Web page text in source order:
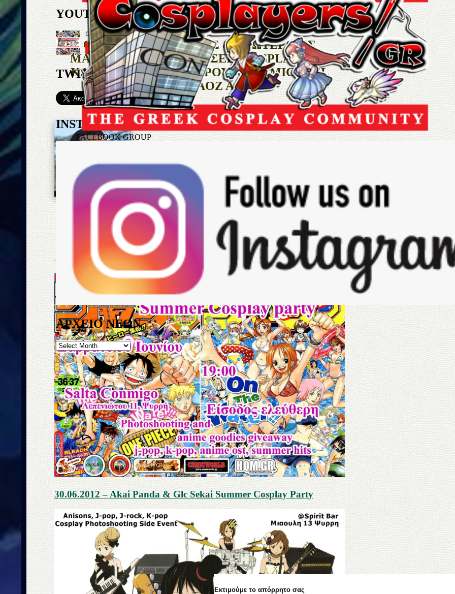
ΟΛΕΣ ΟΙ ΕΚΔΗΛΩΣΕΙΣ & ΕΞΩΤΕΡΙΚΕΣ
ΜΑΖΙΚΕΣ ΦΩΤΟΓΡΑΦΗΣΕΙΣ COSPLAY ΠΟΥ
ΚΑΛΥΦΘΗΚΑΝ ΕΚ ΜΕΡΟΥΣ ΤΟΥMICHAEL
INFERNOAOZ AGAS
MICHAEL INFERNOAOZ AGAS
Καλυμμένες Εκδηλώσεις : 27 ||| Εξωτερικές Φωτογραφήσεις Πόλη: Αθήνα |||
: 30.06.2012 ||| Λήξη : 18.02.2018 |||
Λίστα Καλυμμένων Εκδηλώσεων &
Εξωτερικών Μαζικών Φωτογραφήσεων||| Σύνδεσμοι Facebook
30.06.2012 – Akai Panda & Glc Sekai Summer Cosplay Party
FACEBOOK GROUP
YOUTUBE
TWITTER
INSTAGRAM
ΑΡΧΕΙΟ ΝΕΩΝ
ΑΡΧΕΙΟ
ΝΕΩΝ
Εκτιμούμε το απόρρητο σας